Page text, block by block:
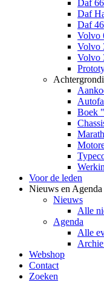
Daf 66
Daf
Daf 46
Volvo
Volvo
Volvo
Boek
Voor de leden
Nieuws en Agenda
Nieuws
Alle
Agenda
Alle
Webshop
Contact
Zoeken